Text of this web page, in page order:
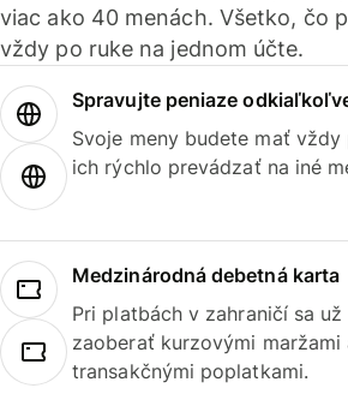
viac ako 40 menách. Všetko, čo
vždy po ruke na jednom účte.
Spravujte peniaze
Svoje meny budete mať
ich rýchlo prevádzať na iné
Medzinárodná debetná karta
Pri platbách v zahraničí sa
zaoberať kurzovými maržami
transakčnými poplatkami.